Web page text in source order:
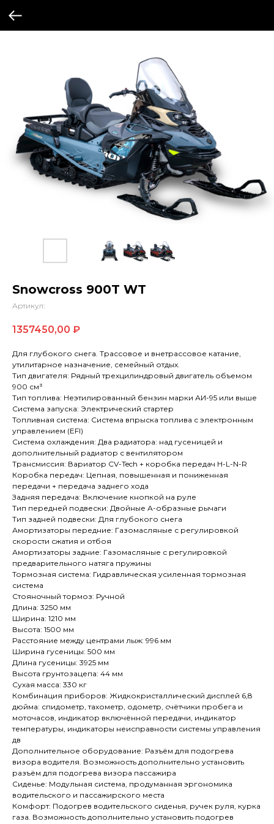
Snowcross 900T WT
Артикул:
1357450,00 ₽
Для глубокого снега. Трассовое и внетрассовое катание,
утилитарное назначение, семейный отдых.
Тип двигателя: Рядный трехцилиндровый двигатель объемом
900 см³
Тип топлива: Неэтилированный бензин марки АИ-95 или выше
Система запуска: Электрический стартер
Топливная система: Система впрыска топлива с электронным
управлением (EFI)
Система охлаждения: Два радиатора: над гусеницей и
дополнительный радиатор с вентилятором
Трансмиссия: Вариатор CV-Tech + коробка передач H-L-N-R
Коробка передач: Цепная, повышенная и пониженная
передачи + передача заднего хода
Задняя передача: Включение кнопкой на руле
Тип передней подвески: Двойные А-образные рычаги
Тип задней подвески: Для глубокого снега
Амортизаторы передние: Газомасляные с регулировкой
скорости сжатия и отбоя
Амортизаторы задние: Газомасляные с регулировкой
предварительного натяга пружины
Тормозная система: Гидравлическая усиленная тормозная
система
Стояночный тормоз: Ручной
Длина: 3250 мм
Ширина: 1210 мм
Высота: 1500 мм
Расстояние между центрами лыж: 996 мм
Ширина гусеницы: 500 мм
Длина гусеницы: 3925 мм
Высота грунтозацепа: 44 мм
Сухая масса: 330 кг
Комбинация приборов: Жидкокристаллический дисплей 6,8
дюйма: спидометр, тахометр, одометр, счётчики пробега и
моточасов, индикатор включённой передачи, индикатор
температуры, индикаторы неисправности системы управления
дв
Дополнительное оборудование: Разъём для подогрева
визора водителя. Возможность дополнительно установить
разъём для подогрева визора пассажира
Сиденье: Модульная система, продуманная эргономика
водительского и пассажирского места
Комфорт: Подогрев водительского сиденья, ручек руля, курка
газа. Возможность дополнительно установить подогрев